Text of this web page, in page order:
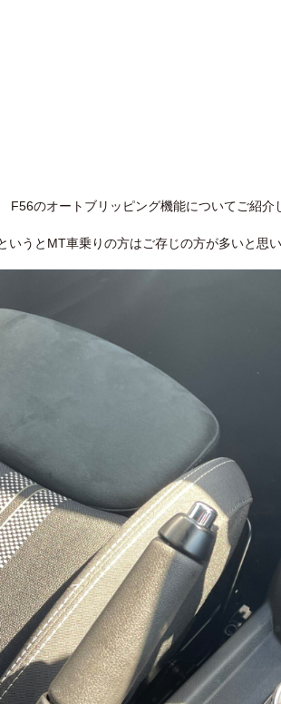
のオートブリッピング機能についてご紹介
いうとMT車乗りの方はご存じの方が多いと思